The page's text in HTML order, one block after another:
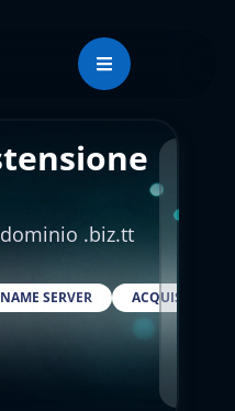
.biz.tt
SERVER ACQUISTARE